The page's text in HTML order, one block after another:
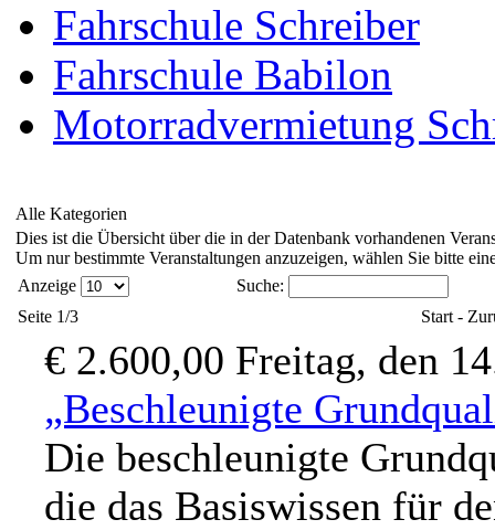
Fahrschule Schreiber
Fahrschule Babilon
Motorradvermietung
Alle Kategorien
Dies ist die Übersicht über die in der Datenbank vorhandenen
Um nur bestimmte Veranstaltungen anzuzeigen, wählen Sie bitte
Anzeige
Suche:
Seite 1/3
Start -
€ 2.600,00 Freitag, den
„Beschleunigte
Die beschleunigte
die das Basiswissen für